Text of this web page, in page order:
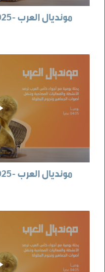
مونديال العرب -12/5/2025 5:00:03 PM
مونديال العرب -12/4/2025 5:00:03 PM